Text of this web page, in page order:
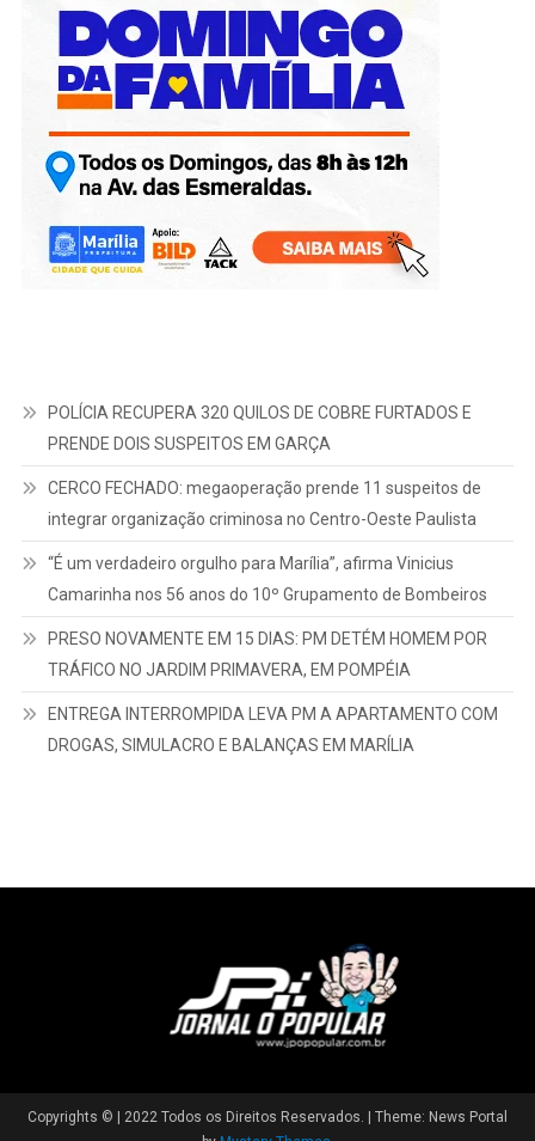
POLÍCIA RECUPERA 320 QUILOS DE COBRE FURTADOS E
PRENDE DOIS SUSPEITOS EM GARÇA
CERCO FECHADO: megaoperação prende 11 suspeitos de
integrar organização criminosa no Centro-Oeste Paulista
“É um verdadeiro orgulho para Marília”, afirma Vinicius
Camarinha nos 56 anos do 10º Grupamento de Bombeiros
PRESO NOVAMENTE EM 15 DIAS: PM DETÉM HOMEM POR
TRÁFICO NO JARDIM PRIMAVERA, EM POMPÉIA
ENTREGA INTERROMPIDA LEVA PM A APARTAMENTO COM
DROGAS, SIMULACRO E BALANÇAS EM MARÍLIA
Copyrights © | 2022 Todos os Direitos Reservados. | Theme: News Portal